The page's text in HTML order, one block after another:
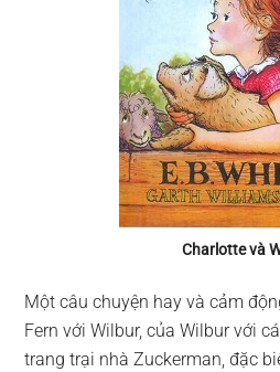
Charlotte và
Một câu chuyện hay và cảm
Fern với Wilbur, của Wilbur với
trang trại nhà Zuckerman, đặc